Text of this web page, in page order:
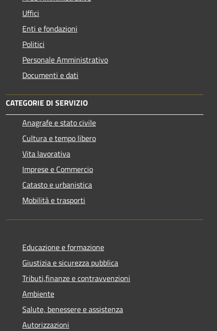
Uffici
Enti e fondazioni
Politici
Personale Amministrativo
Documenti e dati
CATEGORIE DI SERVIZIO
Anagrafe e stato civile
Cultura e tempo libero
Vita lavorativa
Imprese e Commercio
Catasto e urbanistica
Mobilità e trasporti
Educazione e formazione
Giustizia e sicurezza pubblica
Tributi,finanze e contravvenzioni
Ambiente
Salute, benessere e assistenza
Autorizzazioni